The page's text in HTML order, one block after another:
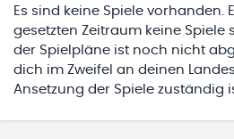
Es sind keine Spiele vorhanden.
gesetzten Zeitraum keine Spiele
der Spielpläne ist noch nicht
dich im Zweifel an deinen
Ansetzung der Spiele zuständig